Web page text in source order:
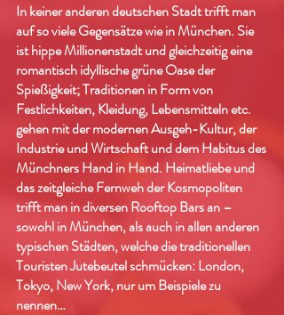
In keiner anderen deutschen Stadt trifft man
auf so viele Gegensätze wie in München. Sie
ist hippe Millionenstadt und gleichzeitig eine
romantisch idyllische grüne Oase der
Spießigkeit; Traditionen in Form von
Festlichkeiten, Kleidung, Lebensmitteln etc.
gehen mit der modernen Ausgeh-Kultur, der
Industrie und Wirtschaft und dem Habitus des
Münchners Hand in Hand. Heimatliebe und
das zeitgleiche Fernweh der Kosmopoliten
trifft man in diversen Rooftop Bars an –
sowohl in München, als auch in allen anderen
typischen Städten, welche die traditionellen
Touristen Jutebeutel schmücken: London,
Tokyo, New York, nur um Beispiele zu
nennen…